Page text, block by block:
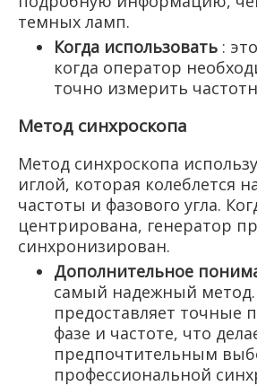
темных ламп.
Когда использовать :
когда оператор
точно измерить
Метод синхроскопа
Метод синхроскопа
иглой, которая колеблется
частоты и фазового угла.
центрирована, генератор
синхронизирован.
Дополнительное
самый надежный
предоставляет точные
фазе и частоте, что
предпочтительным
профессиональной